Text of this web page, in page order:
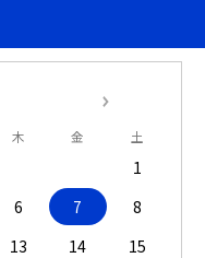
木 金 土
1
6 7
8
13 14
15